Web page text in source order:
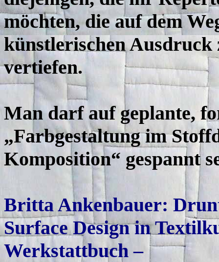
möchten, die auf dem
künstlerischen
vertiefen.
Man darf auf geplante,
„Farbgestaltung im
Komposition“ gespannt
Britta Ankenbauer:
Surface Design in
Werkstattbuch –